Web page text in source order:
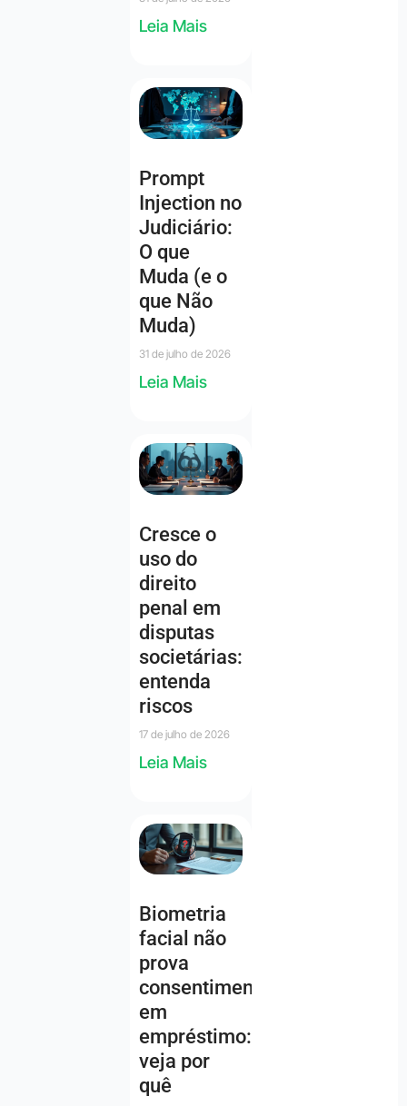
Leia Mais
Prompt
Injection no
Judiciário:
O que
Muda (e o
que Não
Muda)
31 de julho de 2026
Leia Mais
Cresce o
uso do
direito
penal em
disputas
societárias:
entenda
riscos
17 de julho de 2026
Leia Mais
Biometria
facial não
prova
consentimento
em
empréstimo:
veja por
quê